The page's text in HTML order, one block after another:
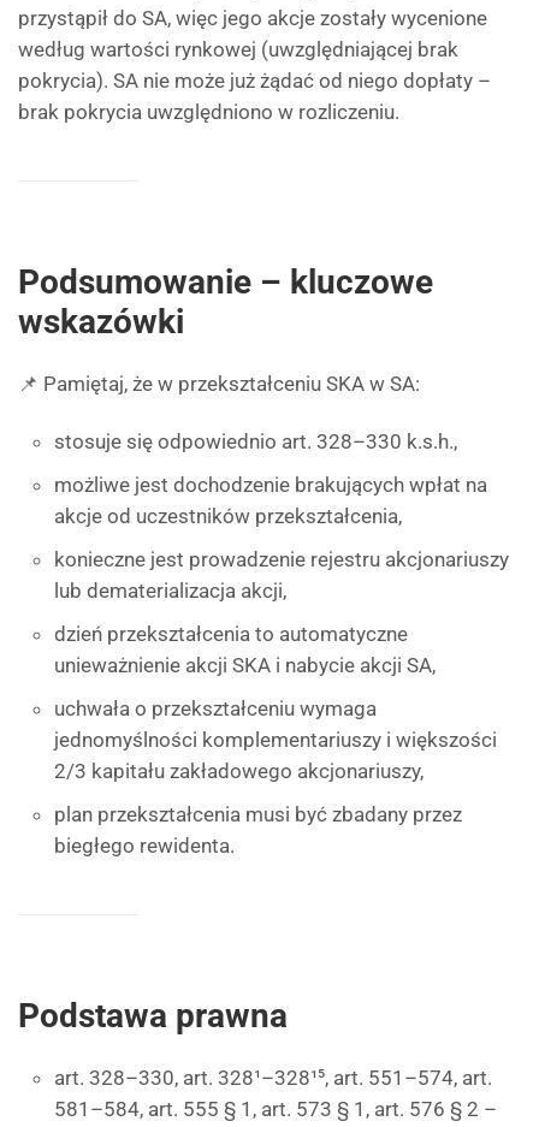
przystąpił do SA, więc jego akcje zostały wycenione
według wartości rynkowej (uwzględniającej brak
pokrycia). SA nie może już żądać od niego dopłaty –
brak pokrycia uwzględniono w rozliczeniu.
Podsumowanie – kluczowe
wskazówki
📌 Pamiętaj, że w przekształceniu SKA w SA:
stosuje się odpowiednio art. 328–330 k.s.h.,
możliwe jest dochodzenie brakujących wpłat na
akcje od uczestników przekształcenia,
konieczne jest prowadzenie rejestru akcjonariuszy
lub dematerializacja akcji,
dzień przekształcenia to automatyczne
unieważnienie akcji SKA i nabycie akcji SA,
uchwała o przekształceniu wymaga
jednomyślności komplementariuszy i większości
2/3 kapitału zakładowego akcjonariuszy,
plan przekształcenia musi być zbadany przez
biegłego rewidenta.
Podstawa prawna
art. 328–330, art. 328¹–328¹⁵, art. 551–574, art.
581–584, art. 555 § 1, art. 573 § 1, art. 576 § 2 –